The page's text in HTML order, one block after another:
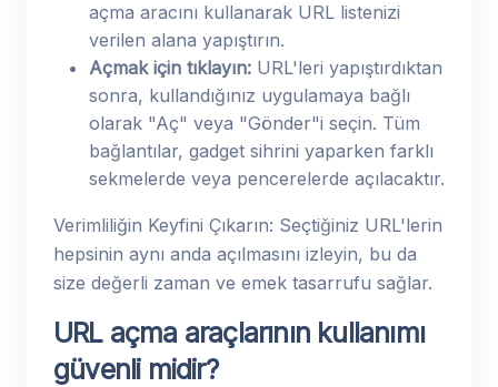
açma aracını kullanarak URL listenizi
verilen alana yapıştırın.
Açmak için tıklayın: URL'leri yapıştırdıktan
sonra, kullandığınız uygulamaya bağlı
olarak "Aç" veya "Gönder"i seçin. Tüm
bağlantılar, gadget sihrini yaparken farklı
sekmelerde veya pencerelerde açılacaktır.
Verimliliğin Keyfini Çıkarın: Seçtiğiniz URL'lerin
hepsinin aynı anda açılmasını izleyin, bu da
size değerli zaman ve emek tasarrufu sağlar.
URL açma araçlarının kullanımı
güvenli midir?